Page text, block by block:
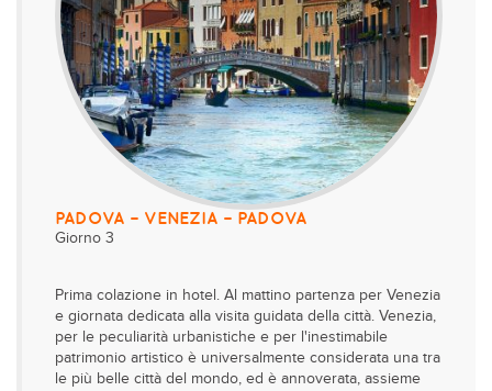
PADOVA – VENEZIA – PADOVA
Giorno 3
Prima colazione in hotel. Al mattino partenza per Venezia
e giornata dedicata alla visita guidata della città. Venezia,
per le peculiarità urbanistiche e per l'inestimabile
patrimonio artistico è universalmente considerata una tra
le più belle città del mondo, ed è annoverata, assieme